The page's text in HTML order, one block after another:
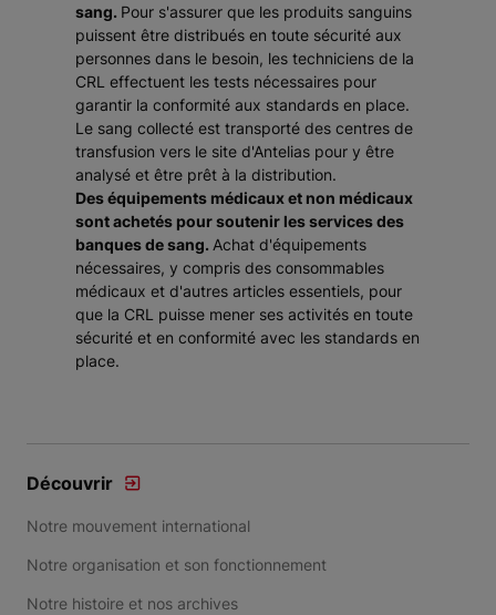
sang. Pour s'assurer que les produits sanguins
puissent être distribués en toute sécurité aux
personnes dans le besoin, les techniciens de la
CRL effectuent les tests nécessaires pour
garantir la conformité aux standards en place.
Le sang collecté est transporté des centres de
transfusion vers le site d'Antelias pour y être
analysé et être prêt à la distribution.
Des équipements médicaux et non médicaux
sont achetés pour soutenir les services des
banques de sang. Achat d'équipements
nécessaires, y compris des consommables
médicaux et d'autres articles essentiels, pour
que la CRL puisse mener ses activités en toute
sécurité et en conformité avec les standards en
place.
Découvrir
Notre mouvement international
Notre organisation et son fonctionnement
Notre histoire et nos archives